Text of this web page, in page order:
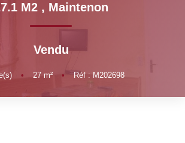
NOS BIENS VENDUS
NOTRE AGENCE
M2 , Maintenon
Vendu
• 27m² • Réf : M202698